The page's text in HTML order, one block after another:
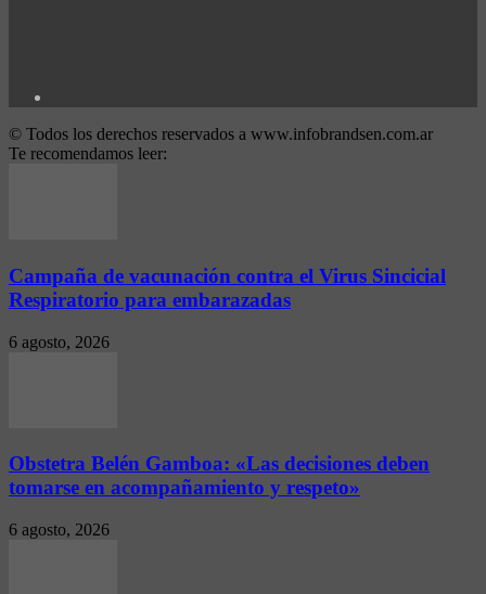
© Todos los derechos reservados a www.infobrandsen.com.ar
Te recomendamos leer:
Campaña de vacunación contra el Virus Sincicial
Respiratorio para embarazadas
6 agosto, 2026
Obstetra Belén Gamboa: «Las decisiones deben
tomarse en acompañamiento y respeto»
6 agosto, 2026